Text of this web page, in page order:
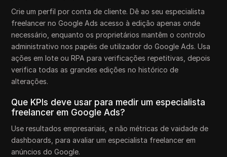
Crie um perfil por conta de cliente. Dê ao seu especialista
freelancer no Google Ads acesso à edição apenas onde
necessário, enquanto os proprietários mantêm o controlo
administrativo nos papéis de utilizador do Google Ads. Usa
ações em lote ou RPA para verificações repetitivas, depois
verifica todas as grandes edições no histórico de
alterações.
Que KPIs deve usar para medir um especialista
freelancer em Google Ads?
Use resultados empresariais, e não métricas de vaidade de
dashboards, para avaliar um especialista freelancer em
anúncios do Google.